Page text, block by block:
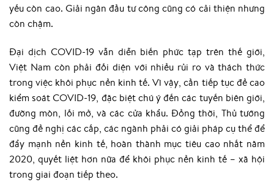
yếu còn cao. Giải ngân đầu tư công cũng có cải thiện nhưng
còn chậm.
Đại dịch COVID-19 vẫn diễn biến phức tạp trên thế giới,
Việt Nam còn phải đối diện với nhiều rủi ro và thách thức
trong việc khôi phục nền kinh tế. Vì vậy, cần tiếp tục đề cao
kiểm soát COVID-19, đặc biệt chú ý đến các tuyến biên giới,
đường mòn, lối mở, và các cửa khẩu. Đồng thời, Thủ tướng
cũng đề nghị các cấp, các ngành phải có giải pháp cụ thể để
đẩy mạnh nền kinh tế, hoàn thành mục tiêu cao nhất năm
2020, quyết liệt hơn nữa để khôi phục nền kinh tế – xã hội
trong giai đoạn tiếp theo.